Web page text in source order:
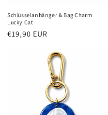
Schlüsselanhänger & Bag Charm
Lucky Cat
Normaler
€19,90 EUR